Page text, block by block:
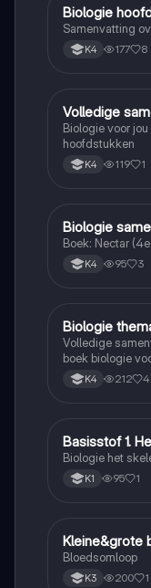
Biologie
Biologie
Samenvatting
K4 177 8
Biologie
Volledige
Biologie voor
hoofdstukken
K4 119 1
Biologie
Biologie
Boek: Nectar
K4 95 3
Biologie
Biologie
Volledige
boek biologie
K4 212 4
Biologie
Basisstof 1.
Biologie het
K1 95 1
Biologie
Kleine&grote
Bloedsomloop
K3 200 1